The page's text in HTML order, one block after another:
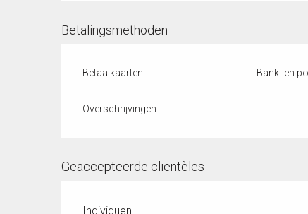
Betalingsmethoden
Betaalkaarten Bank- en
Overschrijvingen
Geaccepteerde clientèles
Individuen